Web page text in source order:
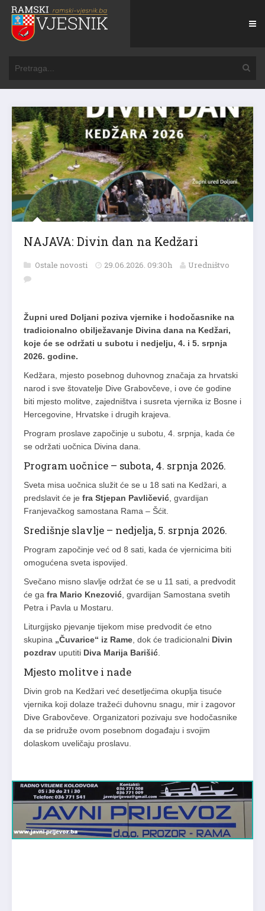
NAJAVA: Divin dan na Kedžari
Ostale novosti 29.06.2026. 09:30h Uredništvo
Župni ured Doljani poziva vjernike i hodočasnike na
tradicionalno obilježavanje Divina dana na Kedžari,
koje će se održati u subotu i nedjelju, 4. i 5. srpnja
2026. godine.
Kedžara, mjesto posebnog duhovnog značaja za hrvatski
narod i sve štovatelje Dive Grabovčeve, i ove će godine
biti mjesto molitve, zajedništva i susreta vjernika iz Bosne i
Hercegovine, Hrvatske i drugih krajeva.
Program proslave započinje u subotu, 4. srpnja, kada će
se održati uočnica Divina dana.
Program uočnice – subota, 4. srpnja 2026.
Sveta misa uočnica služit će se u 18 sati na Kedžari, a
predslavit će je fra Stjepan Pavličević , gvardijan
Franjevačkog samostana Rama – Šćit.
Središnje slavlje – nedjelja, 5. srpnja 2026.
Program započinje već od 8 sati, kada će vjernicima biti
omogućena sveta ispovijed.
Svečano misno slavlje održat će se u 11 sati, a predvodit
će ga fra Mario Knezović , gvardijan Samostana svetih
Petra i Pavla u Mostaru.
Liturgijsko pjevanje tijekom mise predvodit će etno
skupina „Čuvarice“ iz Rame , dok će tradicionalni Divin
pozdrav uputiti Diva Marija Barišić
Mjesto molitve i nade
Divin grob na Kedžari već desetljećima okuplja tisuće
vjernika koji dolaze tražeći duhovnu snagu, mir i zagovor
Dive Grabovčeve. Organizatori pozivaju sve hodočasnike
da se pridruže ovom posebnom događaju i svojim
dolaskom uveličaju proslavu.